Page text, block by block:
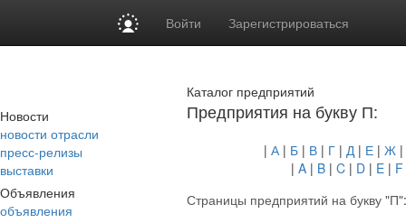
Войти Зарегистрироваться
Новости
новости отрасли
пресс-релизы
выставки
Объявления
объявления
Каталог предприятий
Предприятия на букву П:
| А| Б | В | Г | Д| Е | Ж |
| A| B| C| D| E| F
Страницы предприятий на букву "П"